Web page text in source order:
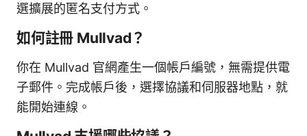
選擴展的匿名支付方式。
如何註冊 Mullvad？
你在 Mullvad 官網產生一個帳戶編號，無需提供電
子郵件。完成帳戶後，選擇協議和伺服器地點，就
能開始連線。